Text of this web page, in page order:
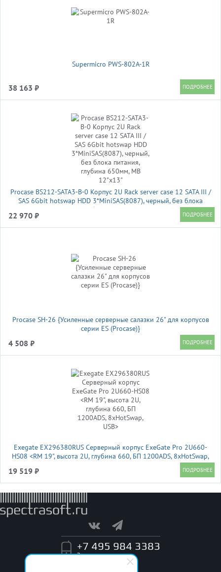
Supermicro PWS-802A-1R
38 163 ₽
Procase BS212-SATA3-B-0 Корпус 2U Rack server case 12 SATA III /
SAS 6Gbit hotswap HDD 3*MiniSAS(8087), черный, без блока
питания, глубина 650мм, MB 12"x13"
22 970 ₽
Procase SH-26 {Усиленные серверные салазки 26" для корпусов
серии ES (Procase)}
4 508 ₽
Exegate EX296380RUS Серверный корпус ExeGate Pro 2U660-
HS08 <RM 19", высота 2U, глубина 660, БП 1200ADS, 8xHotSwap,
19 519 ₽
+7 495 984 3383
Заказать звонок